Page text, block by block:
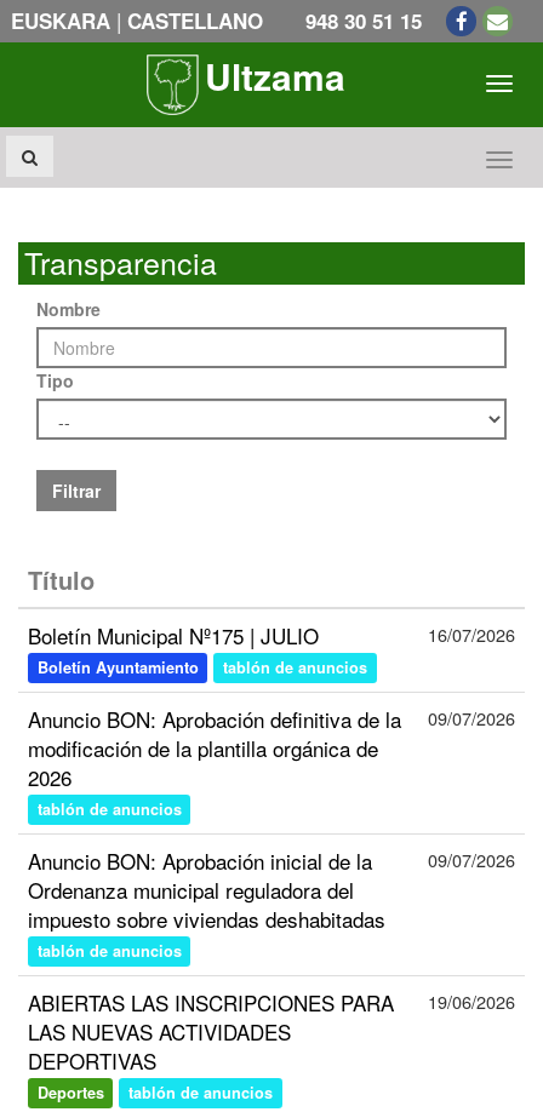
EUSKARA | CASTELLANO 948 30 51 15
Ultzama
Transparencia
Nombre
Tipo
Filtrar
Título
Boletín Municipal Nº175 | JULIO
Boletín Ayuntamiento tablón de anuncios
16/07/2026
Anuncio BON: Aprobación definitiva de la
modificación de la plantilla orgánica de
2026
tablón de anuncios
09/07/2026
Anuncio BON: Aprobación inicial de la
Ordenanza municipal reguladora del
impuesto sobre viviendas deshabitadas
tablón de anuncios
09/07/2026
ABIERTAS LAS INSCRIPCIONES PARA
LAS NUEVAS ACTIVIDADES
DEPORTIVAS
Deportes tablón de anuncios
19/06/2026